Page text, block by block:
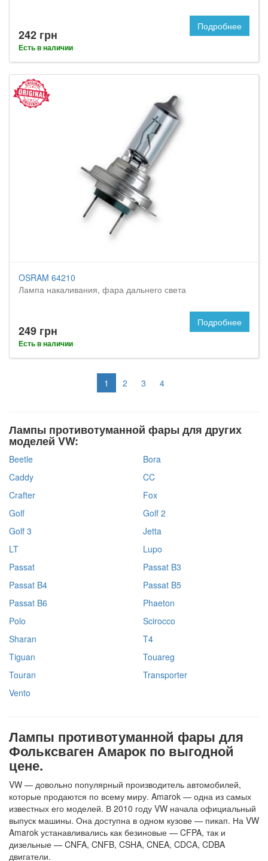
242 грн
Есть в наличии
Подробнее
OSRAM 64210
Лампа накаливания, фара дальнего света
249 грн
Есть в наличии
Подробнее
1 2 3 4
Лампы противотуманной фары для других
моделей VW:
Beetle
Bora
Caddy
CC
Crafter
Fox
Golf
Golf 2
Golf 3
Jetta
LT
Lupo
Passat
Passat B3
Passat B4
Passat B5
Passat B6
Phaeton
Polo
Scirocco
Sharan
T4
Tiguan
Touareg
Touran
Transporter
Vento
Лампы противотуманной фары для
Фольксваген Амарок по выгодной
цене.
VW — довольно популярный производитель автомобилей,
которые продаются по всему миру. Amarok — одна из самых
известных его моделей. В 2010 году VW начала официальный
выпуск машины. Она доступна в одном кузове — пикап. На VW
Amarok устанавливались как безиновые — CFPA, так и
дизельные — CNFA, CNFB, CSHA, CNEA, CDCA, CDBA
двигатели.